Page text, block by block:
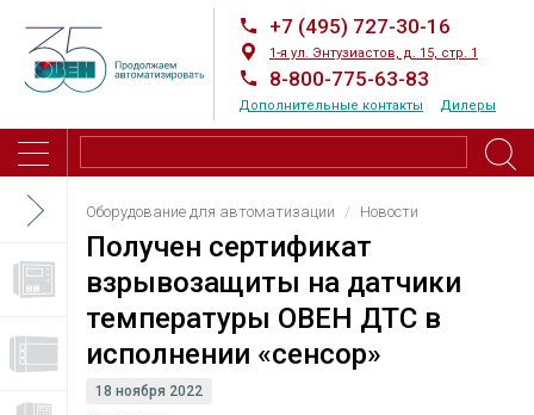
+7 (495) 727-30-16
1-я ул. Энтузиастов, д. 15, стр. 1
8-800-775-63-83
Дополнительные контакты Дилеры
Оборудование для автоматизации Новости
Получен сертификат
взрывозащиты на датчики
температуры ОВЕН ДТС в
исполнении «сенсор»
18 ноября 2022